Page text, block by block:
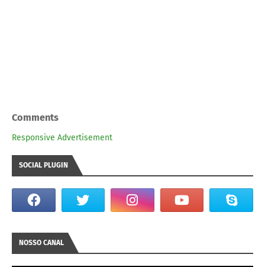
Comments
Responsive Advertisement
SOCIAL PLUGIN
NOSSO CANAL